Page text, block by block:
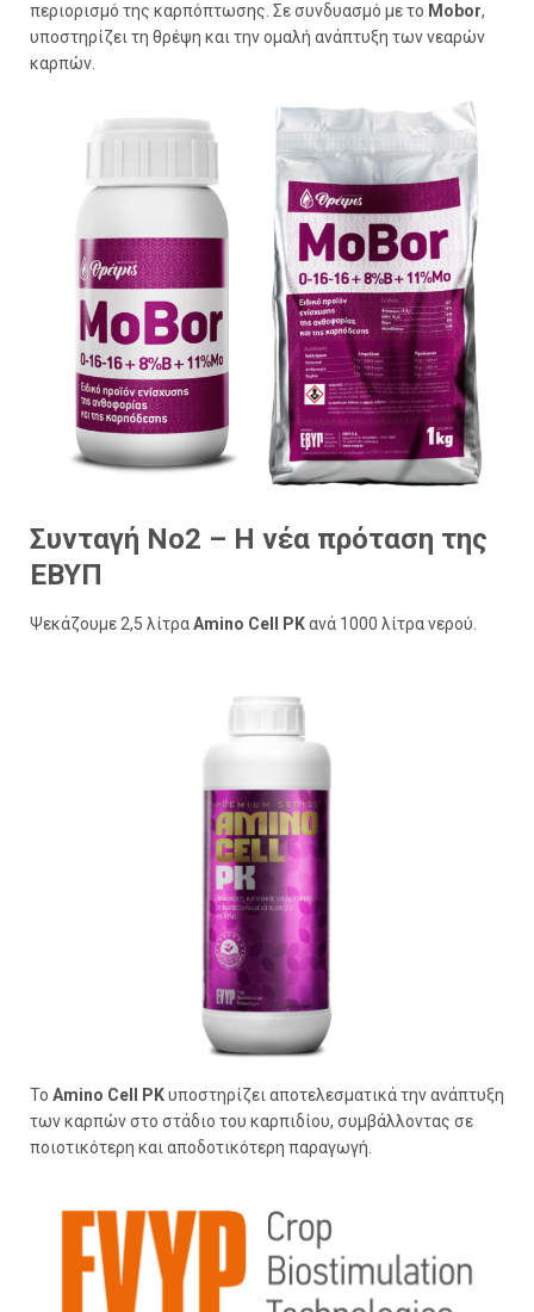
περιορισμό της καρπόπτωσης. Σε συνδυασμό με το Mobor,
υποστηρίζει τη θρέψη και την ομαλή ανάπτυξη των νεαρών
καρπών.
Συνταγή Νο2 – Η νέα πρόταση της
ΕΒΥΠ
Ψεκάζουμε 2,5 λίτραAmino Cell PKανά 1000 λίτρα νερού.
Το Amino Cell PKυποστηρίζει αποτελεσματικά την ανάπτυξη
των καρπών στο στάδιο του καρπιδίου, συμβάλλοντας σε
ποιοτικότερη και αποδοτικότερη παραγωγή.